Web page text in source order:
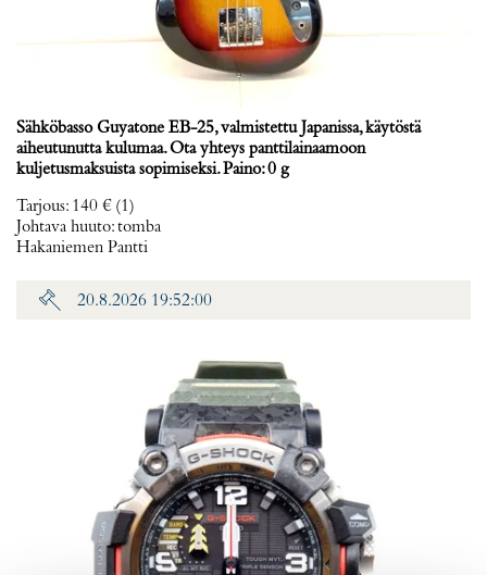
Sähköbasso Guyatone EB-25, valmistettu Japanissa, käytöstä
aiheutunutta kulumaa. Ota yhteys panttilainaamoon
kuljetusmaksuista sopimiseksi. Paino: 0 g
Tarjous: 140 € (1)
Johtava huuto:tomba
Hakaniemen Pantti
20.8.2026 19:52:00